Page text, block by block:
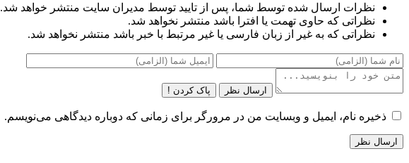
نظرات ارسال شده توسط شما، پس از تایید توسط مدیران سایت منتشر خواهد شد.
نظراتی که حاوی تهمت یا افترا باشد منتشر نخواهد شد.
نظراتی که به غیر از زبان فارسی یا غیر مرتبط با خبر باشد منتشر نخواهد شد.
ارسال نظر پاک کردن !
ذخیره نام، ایمیل و وبسایت من در مرورگر برای زمانی که دوباره دیدگاهی می‌نویسم.